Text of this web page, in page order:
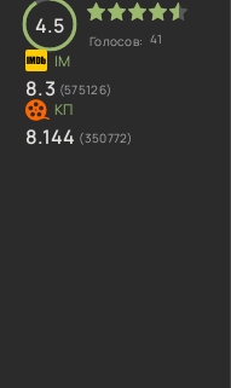
4.5
Голосов: 41
8.3 (575126)
8.144 (350772)